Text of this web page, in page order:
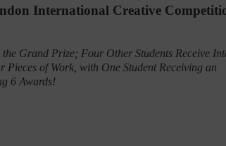
International Creative
Grand Prize; Four Other Students Receive
Pieces of Work, with One Student Receiving an
6 Awards!